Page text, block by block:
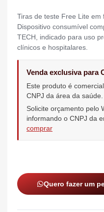
Tiras de teste Free Lite em
Dispositivo consumível
TECH, indicado para uso
clínicos e hospitalares.
Venda exclusiva para
Este produto é
CNPJ da área da saúde.
Solicite orçamento pelo
informando o CNPJ da
comprar
Quero fazer um